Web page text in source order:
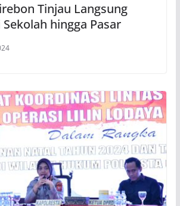
Tinjau Langsung
hingga Pasar